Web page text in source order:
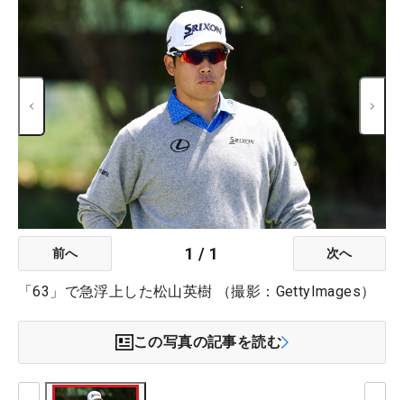
前へ 1 / 1 次へ
「63」で急浮上した松山英樹 （撮影：GettyImages）
この写真の記事を読む